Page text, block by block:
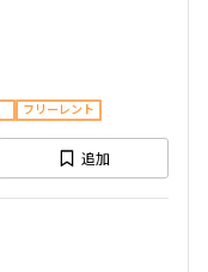
フリーレント
追加